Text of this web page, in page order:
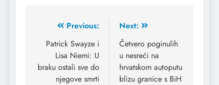
Previous:
Patrick Swayze i
Lisa Niemi: U
braku ostali sve do
njegove smrti
Next:
Četvero poginulih
u nesreći na
hrvatskom autoputu
blizu granice s BiH